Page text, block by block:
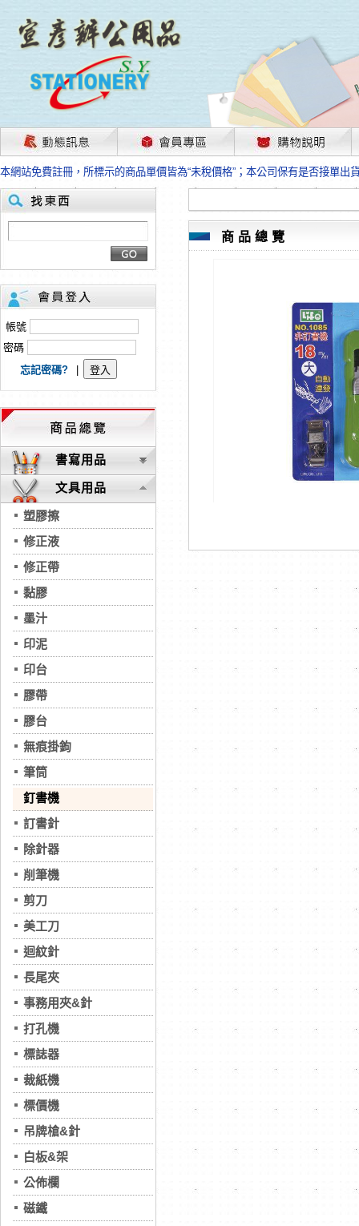
茲因國際情勢變化石油及塑化原物料波動漲幅甚大，部份上游供應商已採取
本網站免費註冊，所標示的商品單價皆為“未稅價格”；本公司保有是否接單出
HP、EPSON、CANON原廠耗材價格浮動，下單前請先跟客服人員確認最新
本網站免費註冊，所標示的商品單價皆為“未稅價格”；本公司保有是否接單出
匯款客戶請注意！因商品繁複來不及發現短缺，遂待客服人員跟您確認訂單
本網站免費註冊，所標示的商品單價皆為“未稅價格”；本公司保有是否接單出
茲因國際情勢變化石油及塑化原物料波動漲幅甚大，部份上游供應商已採取
本網站免費註冊，所標示的商品單價皆為“未稅價格”；本公司保有是否接單出
HP、EPSON、CANON原廠耗材價格浮動，下單前請先跟客服人員確認最新
本網站免費註冊，所標示的商品單價皆為“未稅價格”；本公司保有是否接單出
匯款客戶請注意！因商品繁複來不及發現短缺，遂待客服人員跟您確認訂單
本網站免費註冊，所標示的商品單價皆為“未稅價格”；本公司保有是否接單出
帳號
密碼
忘記密碼?
書寫用品
文具用品
塑膠擦
修正液
修正帶
黏膠
墨汁
印泥
印台
膠帶
膠台
無痕掛鉤
筆筒
釘書機
訂書針
除針器
削筆機
剪刀
美工刀
迴紋針
長尾夾
事務用夾&針
打孔機
標誌器
裁紙機
標價機
吊牌槍&針
白板&架
公佈欄
磁鐵
商品總覽